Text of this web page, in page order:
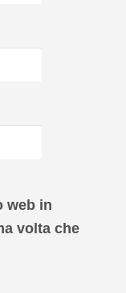
web in
volta che